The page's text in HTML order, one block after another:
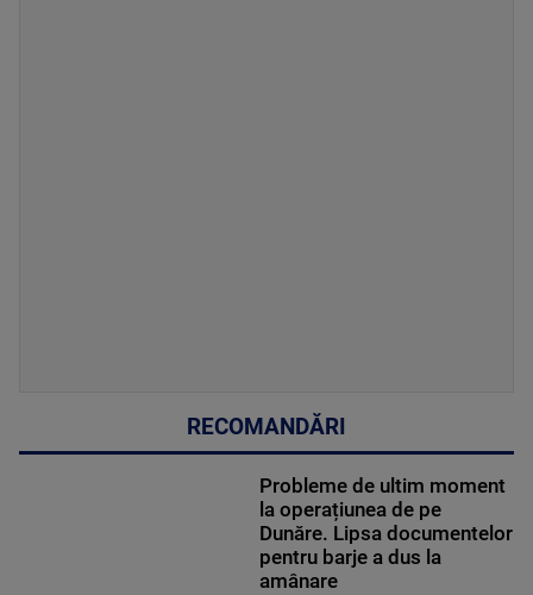
RECOMANDĂRI
Probleme de ultim moment
la operațiunea de pe
Dunăre. Lipsa documentelor
pentru barje a dus la
amânare